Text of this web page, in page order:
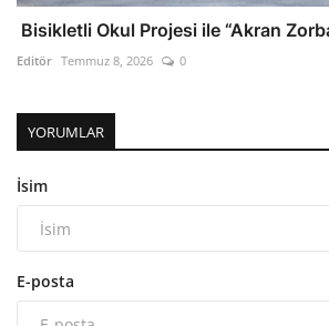
Bisikletli Okul Projesi ile “Akran
Editör Temmuz 8, 2026 0
YORUMLAR
İsim
E-posta